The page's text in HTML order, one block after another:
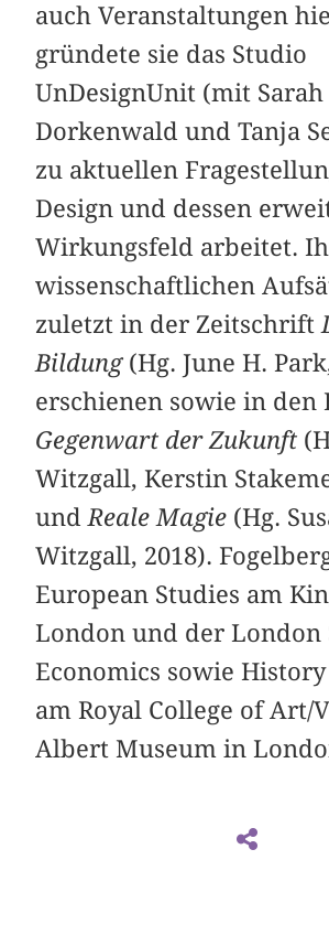
auch Veranstaltungen
gründete sie das Studio
UnDesignUnit (mit Sarah
Dorkenwald und Tanja
zu aktuellen
Design und dessen
Wirkungsfeld arbeitet.
wissenschaftlichen
zuletzt in der Zeitschrift
Bildung(Hg. June H.
erschienen sowie in den
Gegenwart der Zukunft
Witzgall, Kerstin
undReale Magie (Hg.
Witzgall, 2018).
European Studies am
London und der London
Economics sowie
am Royal College of Art/
Albert Museum in